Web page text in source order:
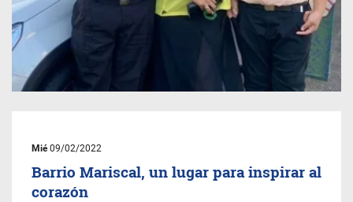
Mié09/02/2022
Barrio Mariscal, un lugar para inspirar al
corazón